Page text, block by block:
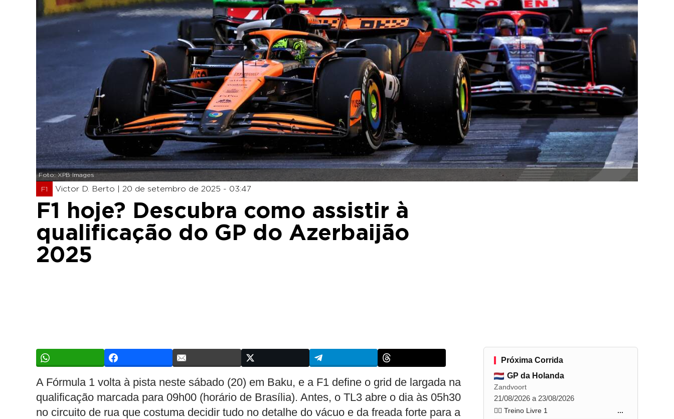
Foto: XPB Images
F1 Victor D. Berto | 20 de setembro de 2025 - 03:47
F1 hoje? Descubra como assistir à
qualificação do GP do Azerbaijão
2025
A Fórmula 1 volta à pista neste sábado (20) em Baku, e a F1 define o grid de largada na
qualificação marcada para 09h00 (horário de Brasília). Antes, o TL3 abre o dia às 05h30
no circuito de rua que costuma decidir tudo no detalhe do vácuo e da freada forte para a
Próxima Corrida
GP da Holanda
Zandvoort
21/08/2026 a 23/08/2026
🏋️‍♂️ Treino Livre 1 ...